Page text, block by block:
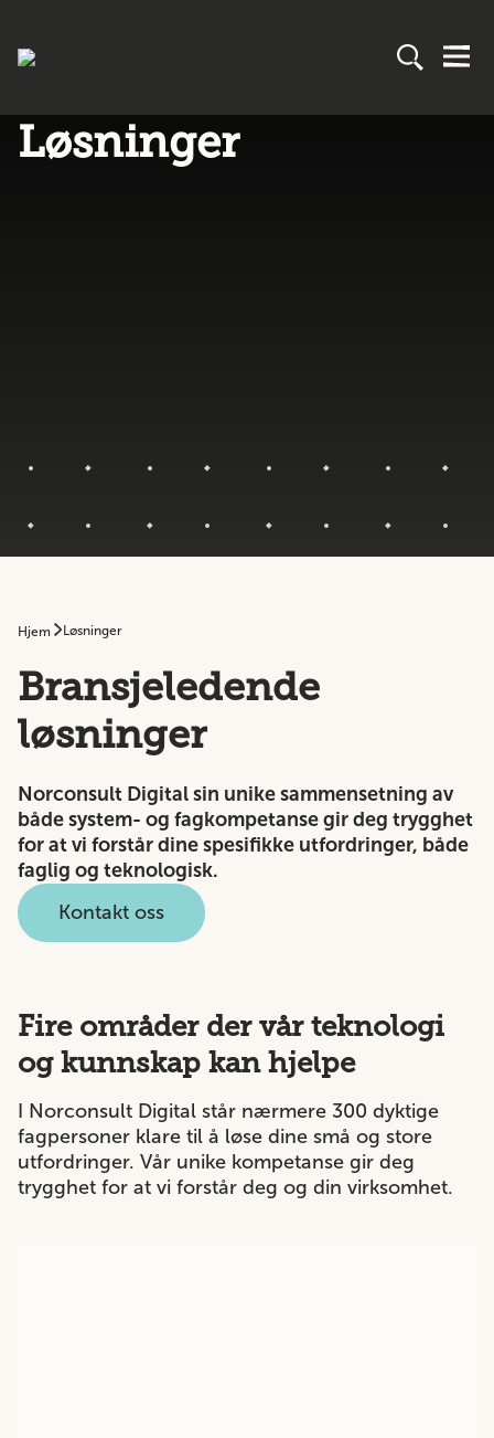
Løsninger
Hjem Løsninger
Bransjeledende
løsninger
Norconsult Digital sin unike sammensetning av
både system- og fagkompetanse gir deg trygghet
for at vi forstår dine spesifikke utfordringer, både
faglig og teknologisk.
Kontakt oss
Fire områder der vår teknologi
og kunnskap kan hjelpe
I Norconsult Digital står nærmere 300 dyktige
fagpersoner klare til å løse dine små og store
utfordringer. Vår unike kompetanse gir deg
trygghet for at vi forstår deg og din virksomhet.